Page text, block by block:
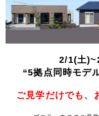
2/1(土
“5拠点同時モデ
ご見学だけでも、